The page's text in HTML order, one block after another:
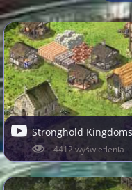
Stronghold
4412 wyświetlenia